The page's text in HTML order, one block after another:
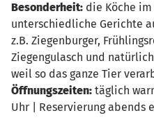
Besonderheit: die Köche
unterschiedliche Gerichte
z.B. Ziegenburger,
Ziegengulasch und
weil so das ganze Tier
Öffnungszeiten: täglich
Uhr | Reservierung abends